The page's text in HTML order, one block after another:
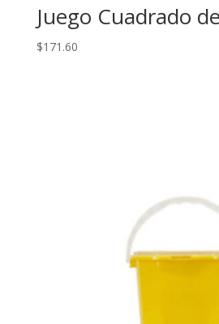
Juego Cuadrado
$171.60